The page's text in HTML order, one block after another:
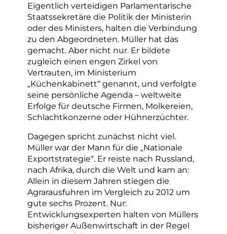
Eigentlich verteidigen Parlamentarische
Staatssekretäre die Politik der Ministerin
oder des Ministers, halten die Verbindung
zu den Abgeordneten. Müller hat das
gemacht. Aber nicht nur. Er bildete
zugleich einen engen Zirkel von
Vertrauten, im Ministerium
„Küchenkabinett“ genannt, und verfolgte
seine persönliche Agenda – weltweite
Erfolge für deutsche Firmen, Molkereien,
Schlachtkonzerne oder Hühnerzüchter.
Dagegen spricht zunächst nicht viel.
Müller war der Mann für die „Nationale
Exportstrategie“. Er reiste nach Russland,
nach Afrika, durch die Welt und kam an:
Allein in diesem Jahren stiegen die
Agrarausfuhren im Vergleich zu 2012 um
gute sechs Prozent. Nur:
Entwicklungsexperten halten von Müllers
bisheriger Außenwirtschaft in der Regel